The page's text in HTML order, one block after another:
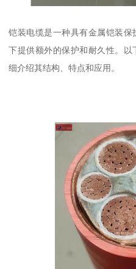
铠装电缆是一种具有金属铠装
下提供额外的保护和耐久性。
细介绍其结构、特点和应用。